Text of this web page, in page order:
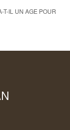
T-IL UN AGE POUR